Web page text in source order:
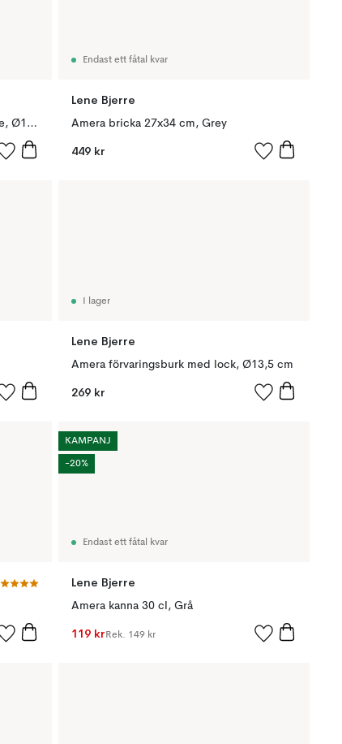
Amera förvaringsburk med lock blue, Ø13,5 cm
Endast ett fåtal kvar
Lene Bjerre
Amera bricka 27x34 cm, Grey
449 kr
I lager
Lene Bjerre
Amera förvaringsburk med lock, Ø13,5 cm
269 kr
Endast ett fåtal kvar
Lene Bjerre
Amera kanna 30 cl, Grå
119 kr Rek. 149 kr
KAMPANJ
-20%